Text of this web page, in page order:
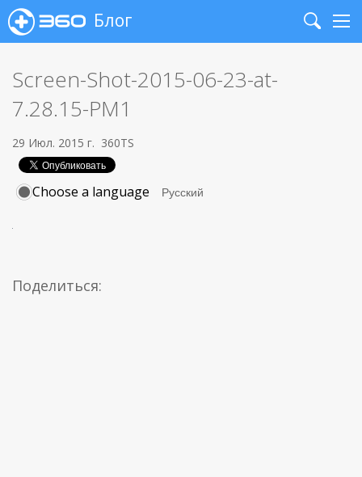
Блог
Search
Screen-Shot-2015-06-23-at-
7.28.15-PM1
29 Июл. 2015 г. 360TS
Choose a language
Поделиться: